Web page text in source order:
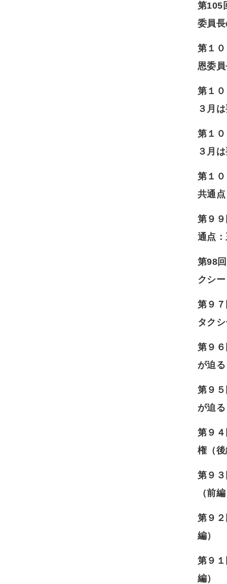
第105
委員
第１
恩委
第１
３月
第１
３月
第１
共通
第９
通点
第98
クシ
第９
タク
第９
が迫
第９
が迫
第９
権（
第９
（前
第９
編）
第９
編）